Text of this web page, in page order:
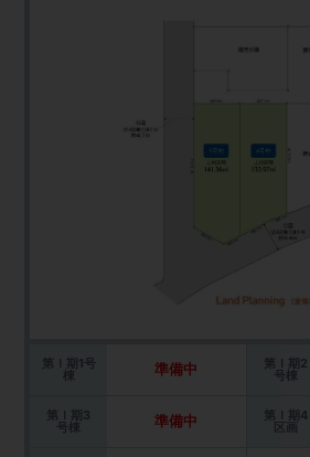
第Ｉ期1号
棟 準備中 第Ｉ期2
号棟
第Ｉ期3
号棟 準備中 第Ｉ期4
区画